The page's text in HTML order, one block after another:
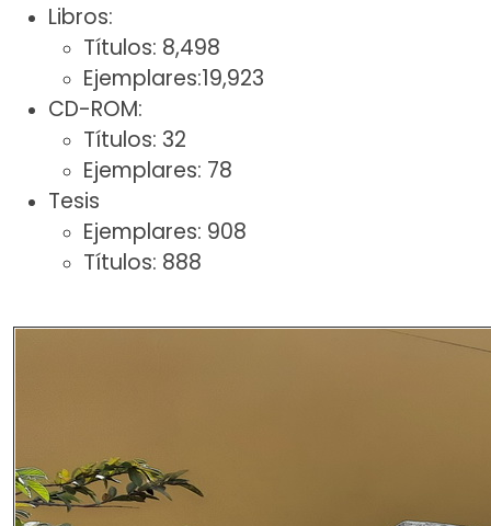
Libros:
Títulos: 8,498
Ejemplares:19,923
CD-ROM:
Títulos: 32
Ejemplares: 78
Tesis
Ejemplares: 908
Títulos: 888